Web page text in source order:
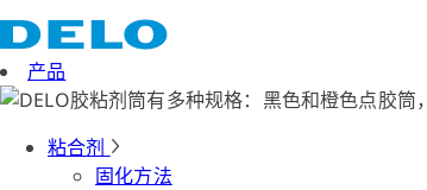
产品
粘合剂
固化方法